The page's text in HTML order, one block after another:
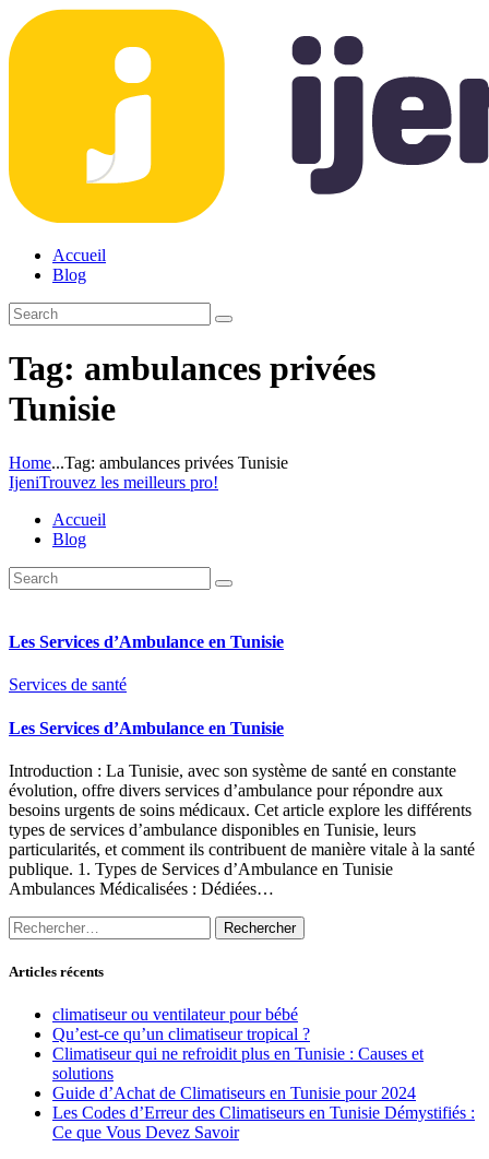
Accueil
Blog
Tag: ambulances privées
Tunisie
Home...Tag: ambulances privées Tunisie
IjeniTrouvez les meilleurs pro!
Accueil
Blog
Les Services d’Ambulance en Tunisie
Services de santé
Les Services d’Ambulance en Tunisie
Introduction : La Tunisie, avec son système de santé en constante
évolution, offre divers services d’ambulance pour répondre aux
besoins urgents de soins médicaux. Cet article explore les différents
types de services d’ambulance disponibles en Tunisie, leurs
particularités, et comment ils contribuent de manière vitale à la santé
publique. 1. Types de Services d’Ambulance en Tunisie
Ambulances Médicalisées : Dédiées…
Rechercher :
Articles récents
climatiseur ou ventilateur pour bébé
Qu’est-ce qu’un climatiseur tropical ?
Climatiseur qui ne refroidit plus en Tunisie : Causes et
solutions
Guide d’Achat de Climatiseurs en Tunisie pour 2024
Les Codes d’Erreur des Climatiseurs en Tunisie Démystifiés :
Ce que Vous Devez Savoir